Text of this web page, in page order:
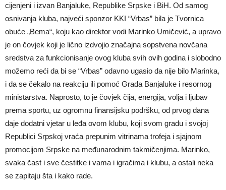
cijenjeni i izvan Banjaluke, Republike Srpske i BiH. Od samog
osnivanja kluba, najveći sponzor KKI “Vrbas” bila je Tvornica
obuće „Bema“, koju kao direktor vodi Marinko Umičević, a upravo
je on čovjek koji je lično izdvojio značajna sopstvena novčana
sredstva za funkcionisanje ovog kluba svih ovih godina i slobodno
možemo reći da bi se “Vrbas” odavno ugasio da nije bilo Marinka,
i da se čekalo na reakciju ili pomoć Grada Banjaluke i resornog
ministarstva. Naprosto, to je čovjek čija, energija, volja i ljubav
prema sportu, uz ogromnu finansijsku podršku, od prvog dana
daje dodatni vjetar u leđa ovom klubu, koji svom gradu i svojoj
Republici Srpskoj vraća prepunim vitrinama trofeja i sjajnom
promocijom Srpske na međunarodnim takmičenjima. Marinko,
svaka čast i sve čestitke i vama i igračima i klubu, a ostali neka
se zapitaju šta i kako rade.